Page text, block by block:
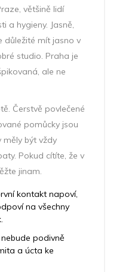
většině lidí
a hygieny. Jasně,
důležité mít jasno v
studio. Praha je
ale ne
Čerstvě povlečené
pomůcky jsou
měly být vždy
Pokud cítíte, že v
jinam.
kontakt napoví,
na všechny
podivně
a úcta ke